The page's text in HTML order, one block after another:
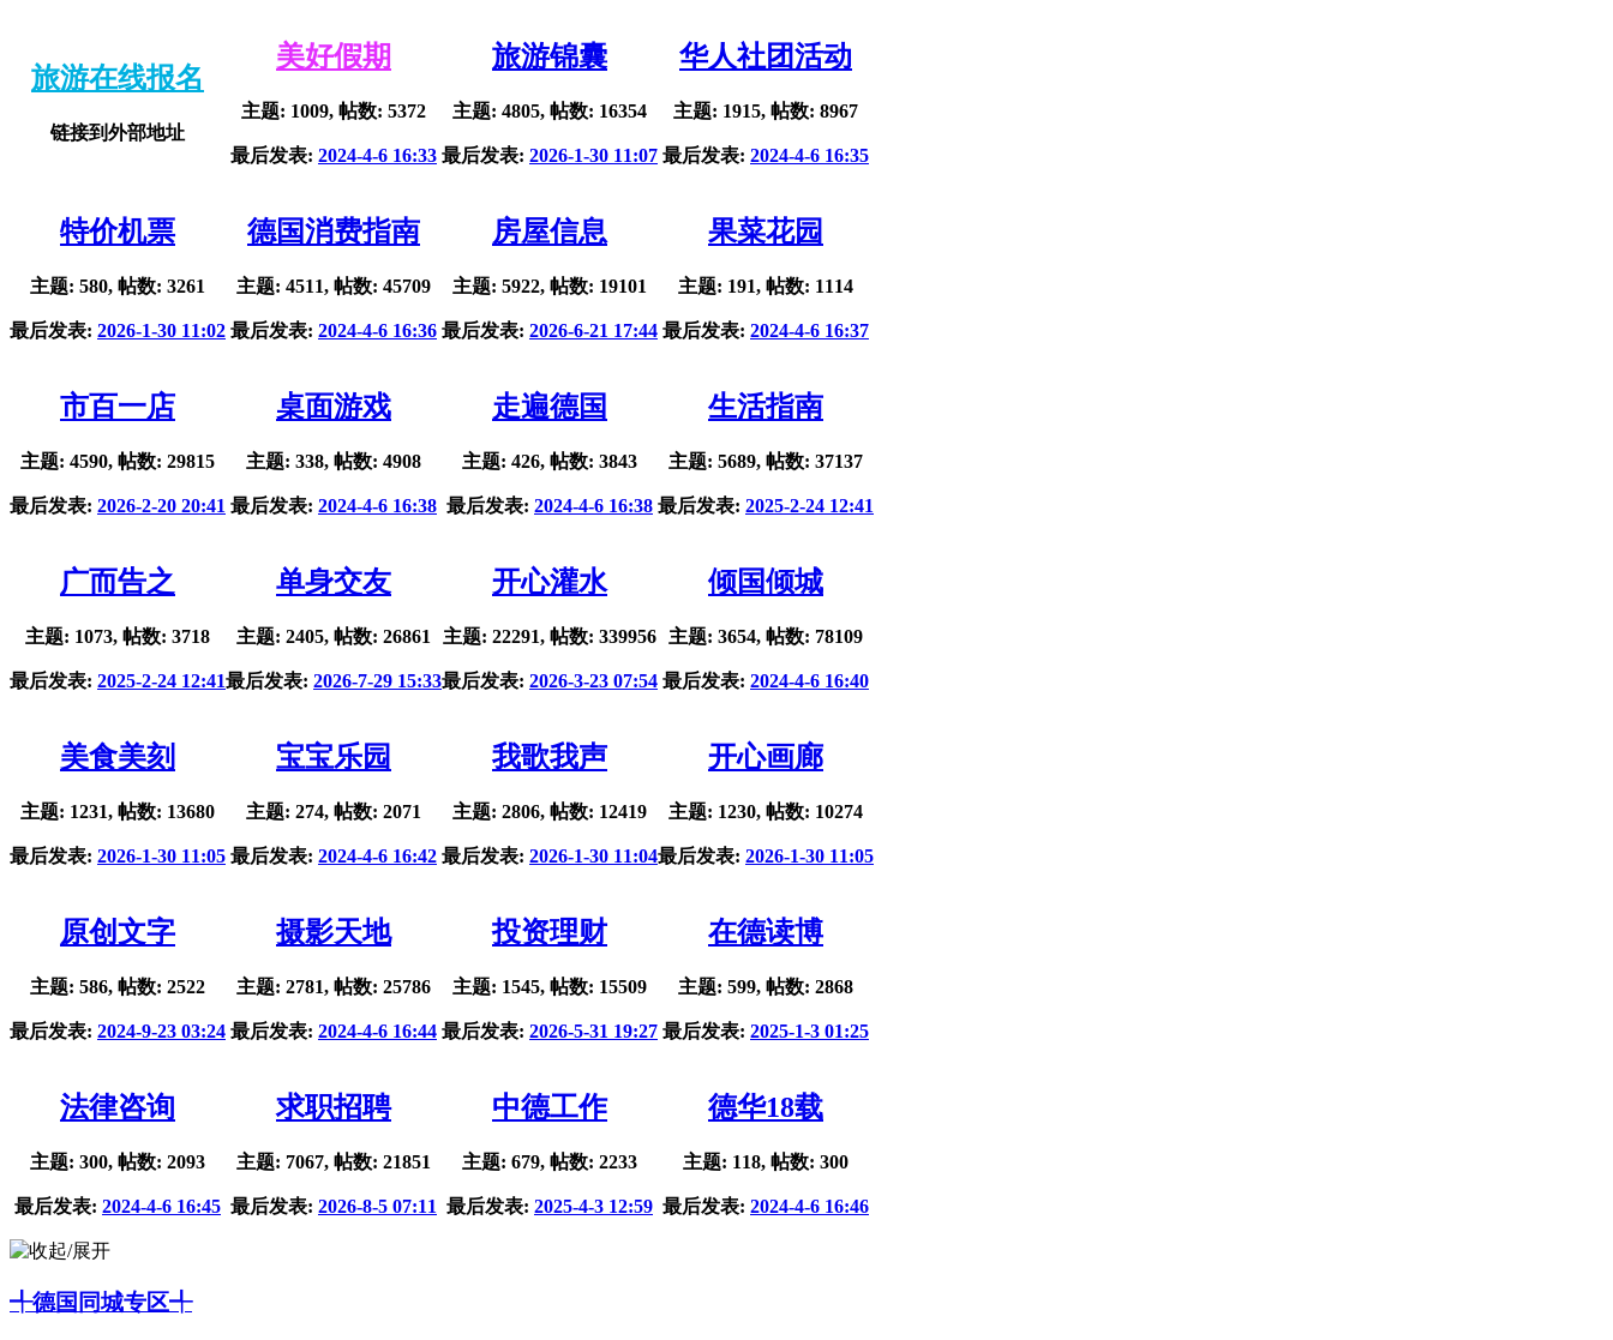
旅游在线报名
链接到外部地址
美好假期
主题: 1009, 帖数: 5372
最后发表: 2024-4-6 16:33
旅游锦囊
主题: 4805, 帖数: 16354
最后发表: 2026-1-30 11:07
华人社团活动
主题: 1915, 帖数: 8967
最后发表: 2024-4-6 16:35
特价机票
主题: 580, 帖数: 3261
最后发表: 2026-1-30 11:02
德国消费指南
主题: 4511, 帖数: 45709
最后发表: 2024-4-6 16:36
房屋信息
主题: 5922, 帖数: 19101
最后发表: 2026-6-21 17:44
果菜花园
主题: 191, 帖数: 1114
最后发表: 2024-4-6 16:37
市百一店
主题: 4590, 帖数: 29815
最后发表: 2026-2-20 20:41
桌面游戏
主题: 338, 帖数: 4908
最后发表: 2024-4-6 16:38
走遍德国
主题: 426, 帖数: 3843
最后发表: 2024-4-6 16:38
生活指南
主题: 5689, 帖数: 37137
最后发表: 2025-2-24 12:41
广而告之
主题: 1073, 帖数: 3718
最后发表: 2025-2-24 12:41
单身交友
主题: 2405, 帖数: 26861
最后发表: 2026-7-29 15:33
开心灌水
主题: 22291, 帖数: 339956
最后发表: 2026-3-23 07:54
倾国倾城
主题: 3654, 帖数: 78109
最后发表: 2024-4-6 16:40
美食美刻
主题: 1231, 帖数: 13680
最后发表: 2026-1-30 11:05
宝宝乐园
主题: 274, 帖数: 2071
最后发表: 2024-4-6 16:42
我歌我声
主题: 2806, 帖数: 12419
最后发表: 2026-1-30 11:04
开心画廊
主题: 1230, 帖数: 10274
最后发表: 2026-1-30 11:05
原创文字
主题: 586, 帖数: 2522
最后发表: 2024-9-23 03:24
摄影天地
主题: 2781, 帖数: 25786
最后发表: 2024-4-6 16:44
投资理财
主题: 1545, 帖数: 15509
最后发表: 2026-5-31 19:27
在德读博
主题: 599, 帖数: 2868
最后发表: 2025-1-3 01:25
法律咨询
主题: 300, 帖数: 2093
最后发表: 2024-4-6 16:45
求职招聘
主题: 7067, 帖数: 21851
最后发表: 2026-8-5 07:11
中德工作
主题: 679, 帖数: 2233
最后发表: 2025-4-3 12:59
德华18载
主题: 118, 帖数: 300
最后发表: 2024-4-6 16:46
╃德国同城专区╃